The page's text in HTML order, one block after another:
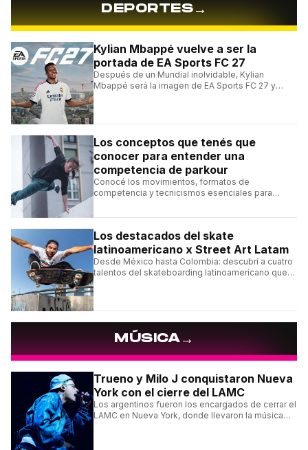
DEPORTES→
Kylian Mbappé vuelve a ser la
portada de EA Sports FC 27
Después de un Mundial inolvidable, Kylian
Mbappé será la imagen de EA Sports FC 27 y
Los conceptos que tenés que
conocer para entender una
competencia de parkour
Conocé los movimientos, formatos de
competencia y tecnicismos esenciales para
Los destacados del skate
latinoamericano x Street Art Latam
Desde México hasta Colombia: descubrí a cuatro
talentos del skateboarding latinoamericano que
MÚSICA→
Trueno y Milo J conquistaron Nueva
York con el cierre del LAMC
Los argentinos fueron los encargados de cerrar el
LAMC en Nueva York, donde llevaron la música